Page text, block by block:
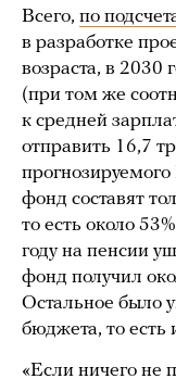
Всего, по
в разработке
возраста, в 2030
(при том же
к средней
отправить 16,7
фонд составят
то есть около
году на пенсии
фонд получил
Остальное было
бюджета, то есть
«Если ничего не